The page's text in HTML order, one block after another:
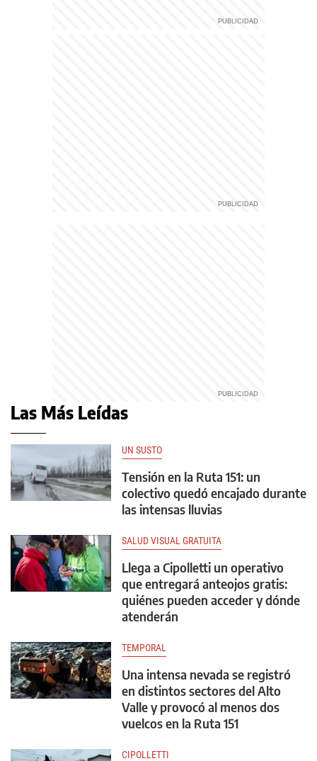
Las Más Leídas
UN SUSTO
Tensión en la Ruta 151: un
colectivo quedó encajado durante
las intensas lluvias
SALUD VISUAL GRATUITA
Llega a Cipolletti un operativo
que entregará anteojos gratis:
quiénes pueden acceder y dónde
atenderán
TEMPORAL
Una intensa nevada se registró
en distintos sectores del Alto
Valle y provocó al menos dos
vuelcos en la Ruta 151
CIPOLLETTI